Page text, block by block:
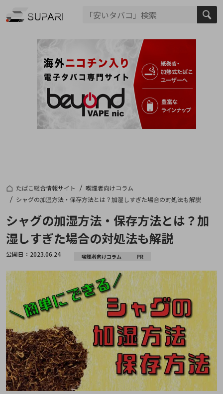
たばこ総合情報サイト
喫煙者向けコラム
シャグの加湿方法・保存方法とは？加湿しすぎた場合の対処法も解説
シャグの加湿方法・保存方法とは？加
湿しすぎた場合の対処法も解説
公開日： 2023.06.24 喫煙者向けコラム PR